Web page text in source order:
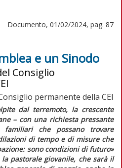
Documento, 01/02/2024, pag. 87
e un Sinodo
Consiglio
permanente della CEI
dal terremoto, la crescente
– con una richiesta pressante
familiari che possano trovare
di tempo e di misure che
sono condizioni di futuro»
pastorale giovanile, che sarà il